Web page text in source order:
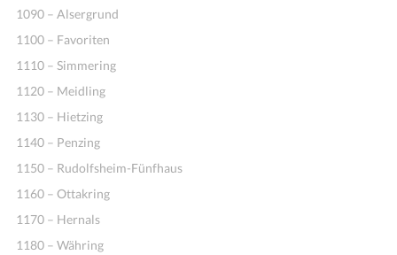
1090 – Alsergrund
1100 – Favoriten
1110 – Simmering
1120 – Meidling
1130 – Hietzing
1140 – Penzing
1150 – Rudolfsheim-Fünfhaus
1160 – Ottakring
1170 – Hernals
1180 – Währing